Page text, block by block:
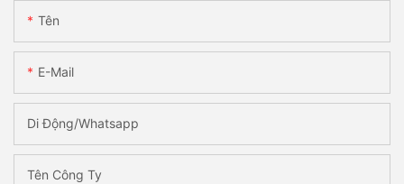
Tên
E-Mail
Di Động/Whatsapp
Tên Công Ty